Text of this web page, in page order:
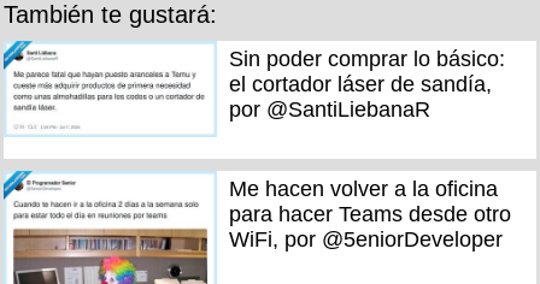
También te gustará:
Sin poder comprar lo básico:
el cortador láser de sandía,
por @SantiLiebanaR
Me hacen volver a la oficina
para hacer Teams desde otro
WiFi, por @5eniorDeveloper